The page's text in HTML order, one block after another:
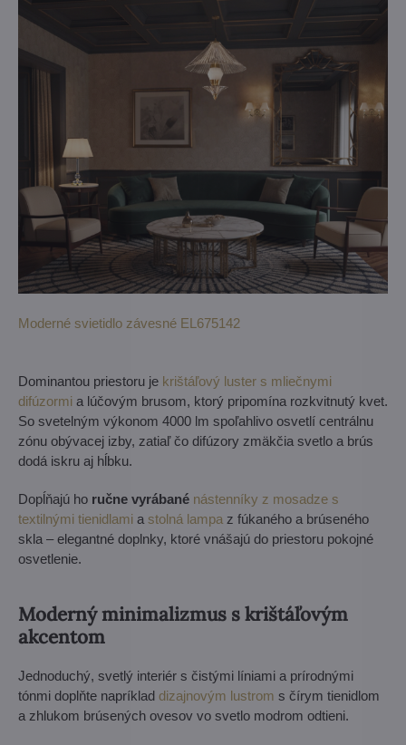
Moderné svietidlo závesné EL675142
Dominantou priestoru je krištáľový luster s mliečnymi
difúzormi a lúčovým brusom, ktorý pripomína rozkvitnutý kvet.
So svetelným výkonom 4000 lm spoľahlivo osvetlí centrálnu
zónu obývacej izby, zatiaľ čo difúzory zmäkčia svetlo a brús
dodá iskru aj hĺbku.
Dopĺňajú ho ručne vyrábané nástenníky z mosadze s
textilnými tienidlami a stolná lampa z fúkaného a brúseného
skla – elegantné doplnky, ktoré vnášajú do priestoru pokojné
osvetlenie.
Moderný minimalizmus s krištáľovým
akcentom
Jednoduchý, svetlý interiér s čistými líniami a prírodnými
tónmi doplňte napríklad dizajnovým lustrom s čírym tienidlom
a zhlukom brúsených ovesov vo svetlo modrom odtieni.